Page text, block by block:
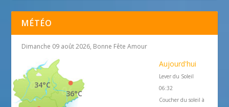
MÉTÉO
Dimanche 09 août 2026, Bonne Fête Amour
36°C
34°C
Aujourd'hui
Lever du Soleil
06:32
Coucher du soleil à